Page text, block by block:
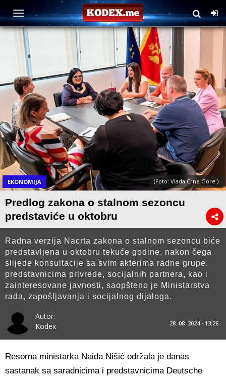
EKONOMIJA (Foto: Vlada Crne Gore )
Predlog zakona o stalnom sezoncu
predstaviće u oktobru
Radna verzija Nacrta zakona o stalnom sezoncu biće
predstavljena u oktobru tekuće godine, nakon čega
slijede konsultacije sa svim akterima radne grupe,
predstavnicima privrede, socijalnih partnera, kao i
zainteresovane javnosti, saopšteno je Ministarstva
rada, zapošljavanja i socijalnog dijaloga.
Autor:
Kodex
28. 08. 2024 - 13:26
Resorna ministarka Naida Nišić održala je danas
sastanak sa saradnicima i predstavnicima Deutsche